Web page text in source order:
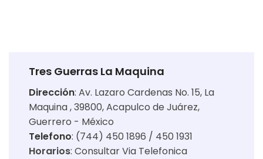
Tres Guerras La Maquina
Dirección: Av. Lazaro Cardenas No. 15, La
Maquina , 39800, Acapulco de Juárez,
Guerrero - México
Telefono: (744) 450 1896 / 450 1931
Horarios: Consultar Via Telefonica